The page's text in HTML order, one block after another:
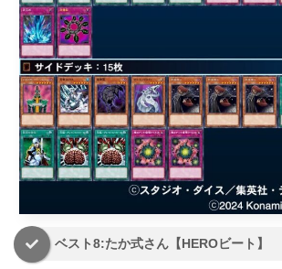
ベスト8:たか式さん【HEROビート】